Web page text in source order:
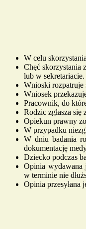
W celu
Chęć skorzystania
lub w sekretariacie.
Wnioski rozpatruje
Wniosek
Pracownik, do
Rodzic zgłasza
Opiekun prawny
W przypadku
W dniu badania
dokumentację
Dziecko podczas
Opinia wydawana
w terminie nie
Opinia przesyłana